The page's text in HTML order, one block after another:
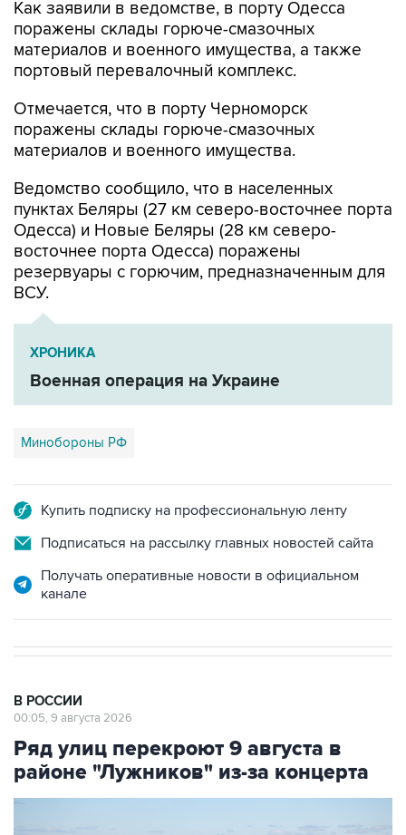
Как заявили в ведомстве, в порту Одесса
поражены склады горюче-смазочных
материалов и военного имущества, а также
портовый перевалочный комплекс.
Отмечается, что в порту Черноморск
поражены склады горюче-смазочных
материалов и военного имущества.
Ведомство сообщило, что в населенных
пунктах Беляры (27 км северо-восточнее порта
Одесса) и Новые Беляры (28 км северо-
восточнее порта Одесса) поражены
резервуары с горючим, предназначенным для
ВСУ.
ХРОНИКА
Военная операция на Украине
Минобороны РФ
Купить подписку на профессиональную ленту
Подписаться на рассылку главных новостей сайта
Получать оперативные новости в официальном
канале
В РОССИИ
00:05, 9 августа 2026
Ряд улиц перекроют 9 августа в
районе "Лужников" из-за концерта